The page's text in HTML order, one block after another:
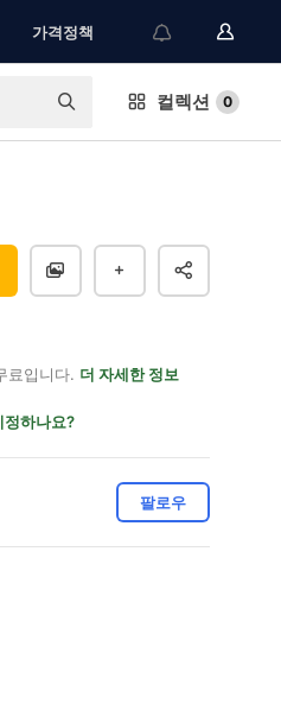
가격정책
컬렉션 0
료입니다. 더 자세한 정보
정하나요?
팔로우